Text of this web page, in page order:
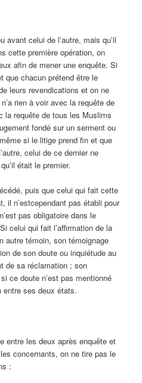
avant celui de l’autre, mais qu’il
cette première opération, on
afin de mener une enquête. Si
que chacun prétend être le
leurs revendications et on ne
rien à voir avec la requête de
la requête de tous les Muslims
fondé sur un serment ou
si le litige prend fin et que
celui de ce dernier ne
était le premier.
puis que celui qui fait cette
il n’estcependant pas établi pour
pas obligatoire dans le
celui qui fait l’affirmation de la
autre témoin, son témoignage
de son doute ou inquiétude au
de sa réclamation ; son
ce doute n’est pas mentionné
entre ses deux états.
entre les deux après enquête et
concernants, on ne tire pas le
: